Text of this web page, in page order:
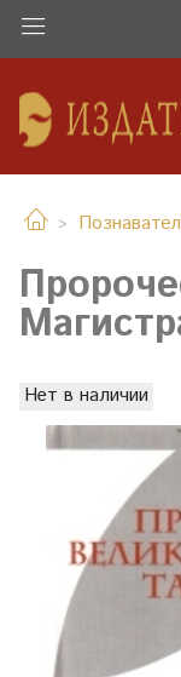
Нет в наличии